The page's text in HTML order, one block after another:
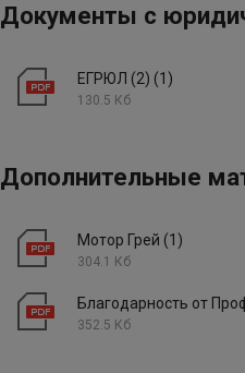
Документы с
ЕГРЮЛ (2) (1)
130.5 Кб
Дополнительные
Мотор Грей (1)
304.1 Кб
Благодарность от
352.5 Кб